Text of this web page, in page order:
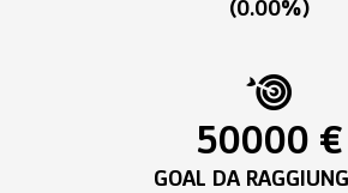
(0.00%)
50000 €
GOAL DA